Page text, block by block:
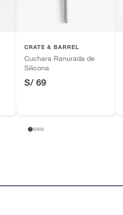
CRATE & BARREL
Cuchara Ranurada de
Silicona
S/ 69